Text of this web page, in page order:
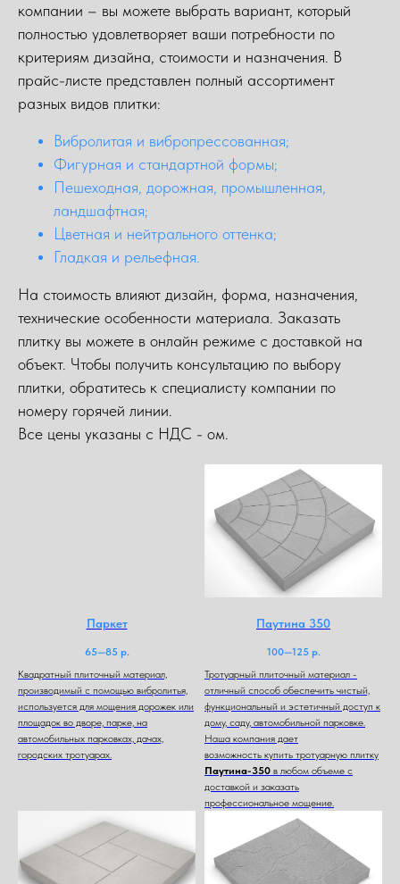
компании – вы можете выбрать вариант, который
полностью удовлетворяет ваши потребности по
критериям дизайна, стоимости и назначения. В
прайс-листе представлен полный ассортимент
разных видов плитки:
Вибролитая и вибропрессованная;
Фигурная и стандартной формы;
Пешеходная, дорожная, промышленная,
ландшафтная;
Цветная и нейтрального оттенка;
Гладкая и рельефная.
На стоимость влияют дизайн, форма, назначения,
технические особенности материала. Заказать
плитку вы можете в онлайн режиме с доставкой на
объект. Чтобы получить консультацию по выбору
плитки, обратитесь к специалисту компании по
номеру горячей линии.
Все цены указаны с НДС - ом.
Паркет
65—85 р.
Квадратный плиточный материал,
производимый с помощью вибролитья,
используется для мощения дорожек или
площадок во дворе, парке, на
автомобильных парковках, дачах,
городских тротуарах.
Паутина 350
100—125 р.
Тротуарный плиточный материал -
отличный способ обеспечить чистый,
функциональный и эстетичный доступ к
дому, саду, автомобильной парковке.
Наша компания дает
возможность купить тротуарную плитку
Паутина-350 в любом объеме с
доставкой и заказать
профессиональное мощение.